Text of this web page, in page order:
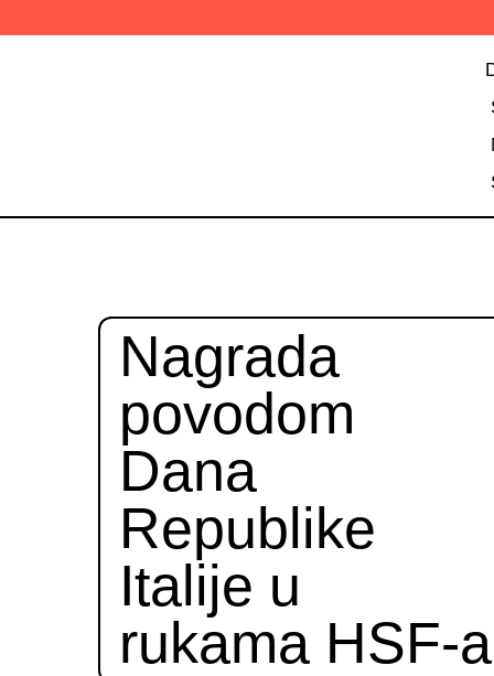
Nagrada
povodom
Dana
Republike
Italije u
rukama HSF-a